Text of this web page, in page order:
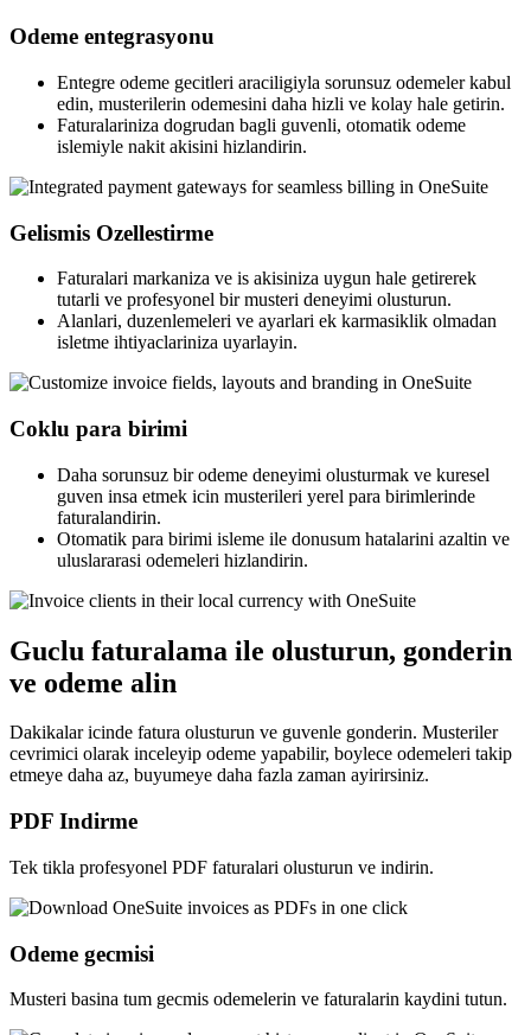
Odeme entegrasyonu
Entegre odeme gecitleri araciligiyla sorunsuz odemeler kabul
edin, musterilerin odemesini daha hizli ve kolay hale getirin.
Faturalariniza dogrudan bagli guvenli, otomatik odeme
islemiyle nakit akisini hizlandirin.
Gelismis Ozellestirme
Faturalari markaniza ve is akisiniza uygun hale getirerek
tutarli ve profesyonel bir musteri deneyimi olusturun.
Alanlari, duzenlemeleri ve ayarlari ek karmasiklik olmadan
isletme ihtiyaclariniza uyarlayin.
Coklu para birimi
Daha sorunsuz bir odeme deneyimi olusturmak ve kuresel
guven insa etmek icin musterileri yerel para birimlerinde
faturalandirin.
Otomatik para birimi isleme ile donusum hatalarini azaltin ve
uluslararasi odemeleri hizlandirin.
Guclu faturalama ile olusturun, gonderin
ve odeme alin
Dakikalar icinde fatura olusturun ve guvenle gonderin. Musteriler
cevrimici olarak inceleyip odeme yapabilir, boylece odemeleri takip
etmeye daha az, buyumeye daha fazla zaman ayirirsiniz.
PDF Indirme
Tek tikla profesyonel PDF faturalari olusturun ve indirin.
Odeme gecmisi
Musteri basina tum gecmis odemelerin ve faturalarin kaydini tutun.